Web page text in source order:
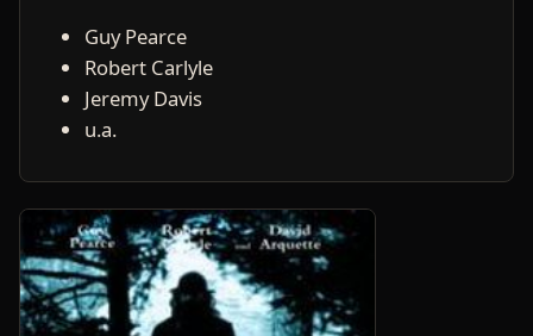
Guy Pearce
Robert Carlyle
Jeremy Davis
u.a.